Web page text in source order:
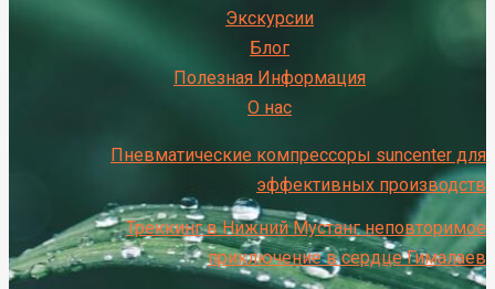
Экскурсии
Блог
Полезная Информация
О нас
Пневматические компрессоры suncenter для
эффективных производств
Треккинг в Нижний Мустанг неповторимое
приключение в сердце Гималаев